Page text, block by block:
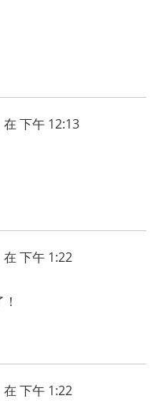
下午 12:13
下午 1:22
下午 1:22